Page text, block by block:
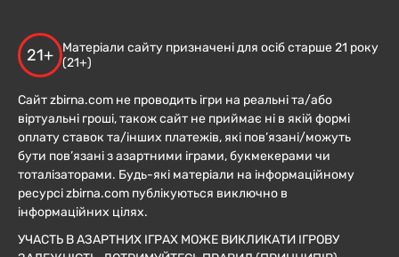
21+
Матеріали сайту призначені для осіб старше 21 року
(21+)
Сайт zbirna.com не проводить ігри на реальні та/або
віртуальні гроші, також сайт не приймає ні в якій формі
оплату ставок та/інших платежів, які пов’язані/можуть
бути пов’язані з азартними іграми, букмекерами чи
тоталізаторами. Будь-які матеріали на інформаційному
ресурсі zbirna.com публікуються виключно в
інформаційних цілях.
УЧАСТЬ В АЗАРТНИХ ІГРАХ МОЖЕ ВИКЛИКАТИ ІГРОВУ